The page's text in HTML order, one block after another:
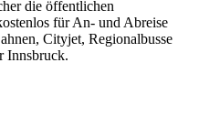
die öffentlichen
für An- und Abreise
Cityjet, Regionalbusse
Innsbruck.